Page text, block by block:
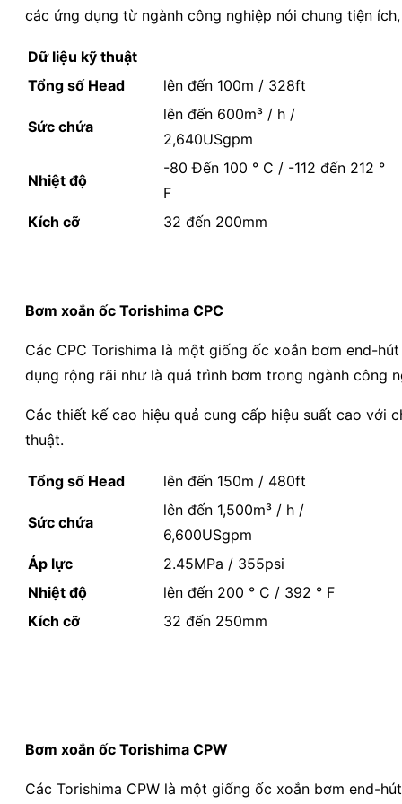
các ứng dụng từ ngành công nghiệp nói chung tiện
Dữ liệu kỹ thuật
Tổng số Head
lên đến 100m / 328ft
Sức chứa
lên đến 600m³ / h /
2,640USgpm
Nhiệt độ
-80 Đến 100 ° C / -112 đến 212 °
F
Kích cỡ
32 đến 200mm
Bơm xoắn ốc Torishima CPC
Các CPC Torishima là một giống ốc xoắn bơm end-
dụng rộng rãi như là quá trình bơm trong ngành công
Các thiết kế cao hiệu quả cung cấp hiệu suất cao với
thuật.
Tổng số Head lên đến 150m / 480ft
Sức chứa
lên đến 1,500m³ / h /
6,600USgpm
Áp lực
2.45MPa / 355psi
Nhiệt độ
lên đến 200 ° C / 392 ° F
Kích cỡ
32 đến 250mm
Bơm xoắn ốc Torishima CPW
Các Torishima CPW là một giống ốc xoắn bơm end-